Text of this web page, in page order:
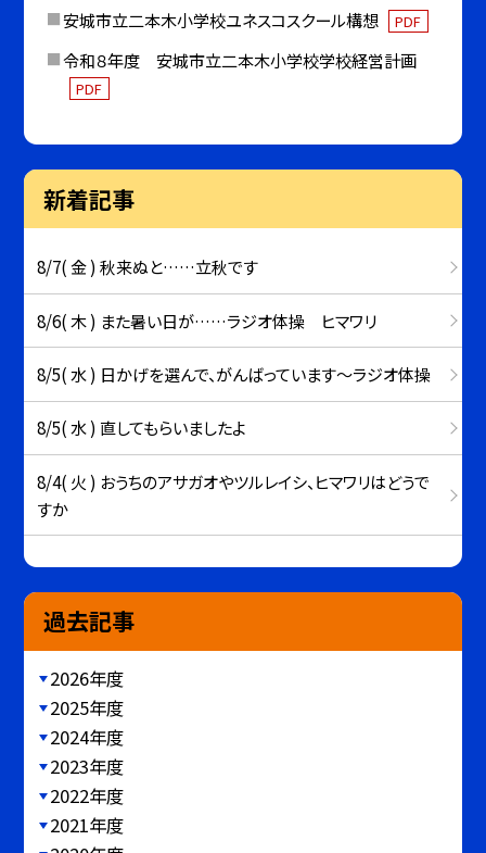
安城市立二本木小学校ユネスコスクール構想 PDF
令和８年度 安城市立二本木小学校学校経営計画
PDF
新着記事
8/7( 金 ) 秋来ぬと……立秋です
8/6( 木 ) また暑い日が……ラジオ体操 ヒマワリ
8/5( 水 ) 日かげを選んで、がんばっています～ラジオ体操
8/5( 水 ) 直してもらいましたよ
8/4( 火 ) おうちのアサガオやツルレイシ、ヒマワリはどうで
すか
過去記事
2026年度
2025年度
2024年度
2023年度
2022年度
2021年度